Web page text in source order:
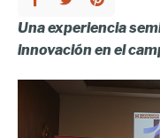
Una experiencia
innovación en el